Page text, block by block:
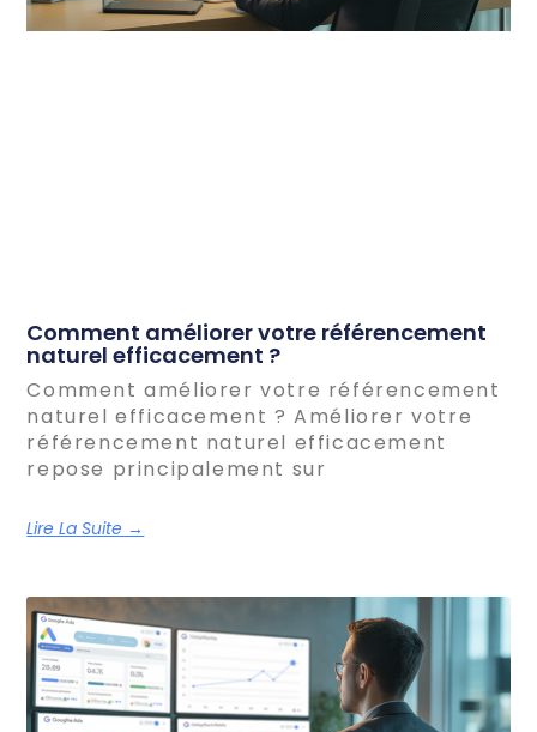
Comment améliorer votre référencement
naturel efficacement ?
Comment améliorer votre référencement
naturel efficacement ? Améliorer votre
référencement naturel efficacement
repose principalement sur
Lire La Suite →